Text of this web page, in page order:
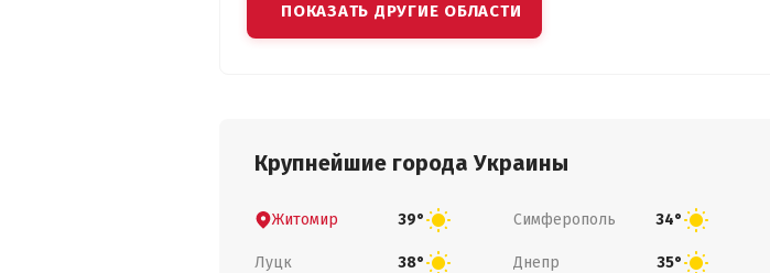
ПОКАЗАТЬ ДРУГИЕ ОБЛАСТИ
Крупнейшие города Украины
Житомир 39° Симферополь 34°
Луцк 38° Днепр 35°